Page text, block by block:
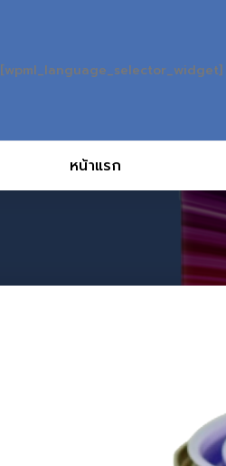
[wpml_language_selector_widget]
หน้าแรก